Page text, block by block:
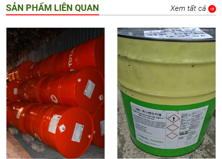
SẢN PHẨM LIÊN QUAN Xem tất cả